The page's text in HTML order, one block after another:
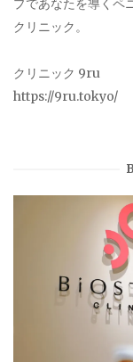
プであなたを導くペ
クリニック。
クリニック 9ru
https://9ru.tokyo/